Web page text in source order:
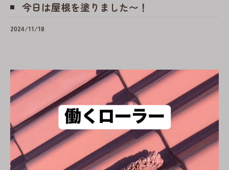
今日は屋根を塗りました〜！
2024/11/18